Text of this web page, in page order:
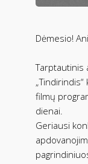
Dėmesio!
Tarptautinis
filmų
dienai.
Geriausi